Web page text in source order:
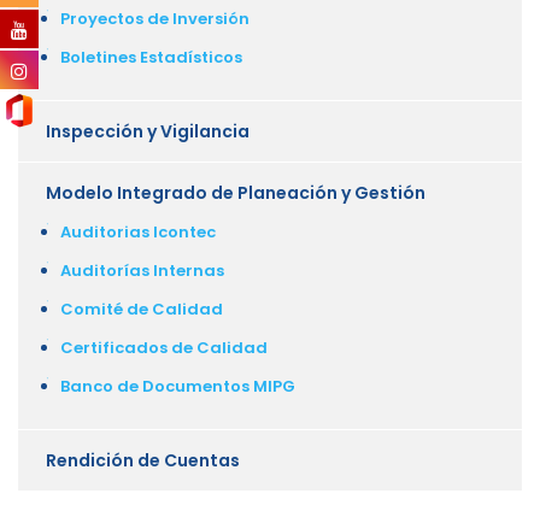
Proyectos de Inversión
Boletines Estadísticos
Inspección y Vigilancia
Modelo Integrado de Planeación y Gestión
Auditorias Icontec
Auditorías Internas
Comité de Calidad
Certificados de Calidad
Banco de Documentos MIPG
Rendición de Cuentas